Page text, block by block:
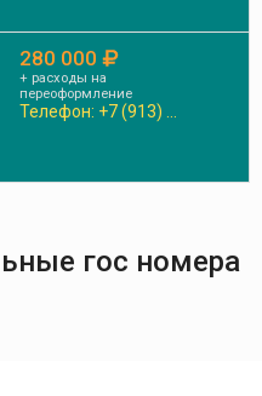
280 000
+ расходы на
переоформление
Телефон: +7 (913) ...
гос номера